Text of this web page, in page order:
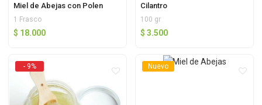
Miel de Abejas con Polen
1 Frasco
$ 18.000
- 9%
Cilantro
100 gr
$ 3.500
Nuevo